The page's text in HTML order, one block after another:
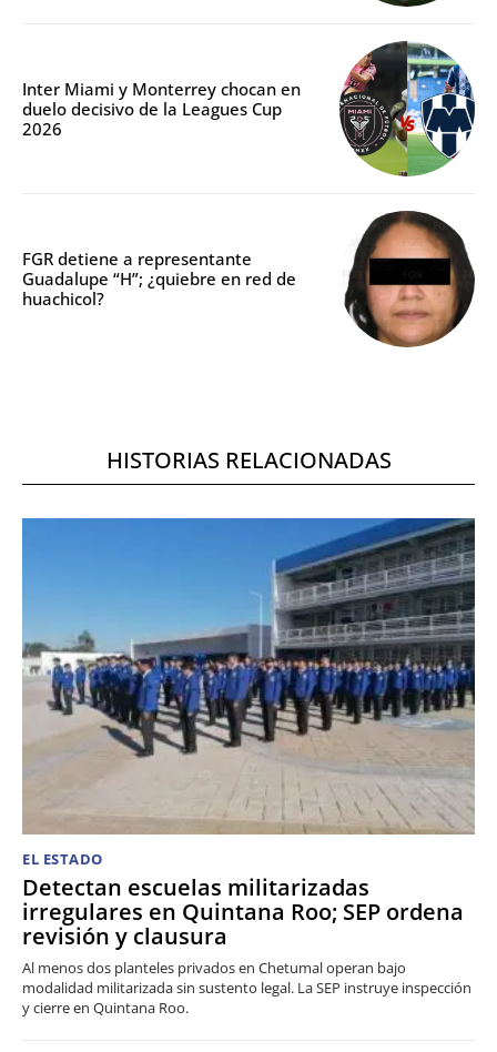
Inter Miami y Monterrey chocan en
duelo decisivo de la Leagues Cup
2026
FGR detiene a representante
Guadalupe “H”; ¿quiebre en red de
huachicol?
HISTORIAS RELACIONADAS
EL ESTADO
Detectan escuelas militarizadas
irregulares en Quintana Roo; SEP ordena
revisión y clausura
Al menos dos planteles privados en Chetumal operan bajo
modalidad militarizada sin sustento legal. La SEP instruye inspección
y cierre en Quintana Roo.